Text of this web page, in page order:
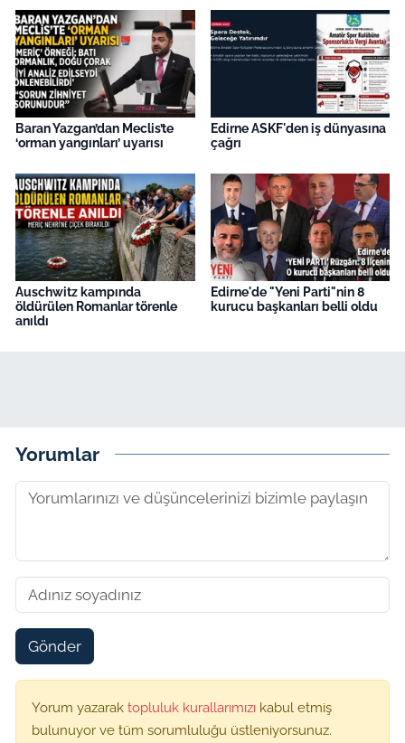
Baran Yazgan’dan Meclis’te
‘orman yangınları’ uyarısı
Edirne ASKF'den iş dünyasına
çağrı
Auschwitz kampında
öldürülen Romanlar törenle
anıldı
Edirne'de "Yeni Parti"nin 8
kurucu başkanları belli oldu
Yorumlar
Gönder
Yorum yazarak topluluk kurallarımızı kabul etmiş
bulunuyor ve tüm sorumluluğu üstleniyorsunuz.